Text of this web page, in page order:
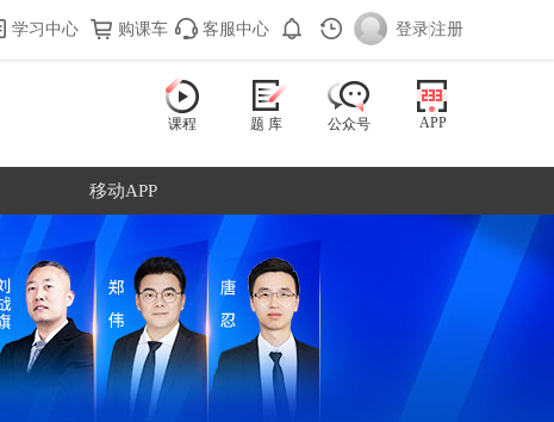
学习中心 购课车 客服中心 登录|注册
课程 题 库 公众号 APP
移动APP